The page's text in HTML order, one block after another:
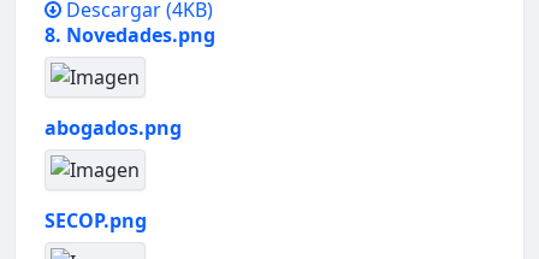
Descargar(4KB)
8. Novedades.png
abogados.png
SECOP.png